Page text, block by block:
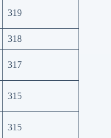
319
318
317
315
315